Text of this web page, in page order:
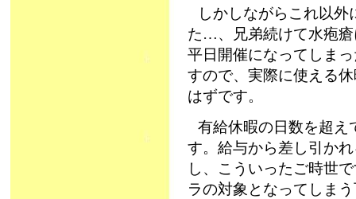
しかしながらこれ以
た…、兄弟続けて水疱
平日開催になってしま
すので、実際に使える
はずです。
有給休暇の日数を超え
す。給与から差し引か
し、こういったご時世
ラの対象となってしま